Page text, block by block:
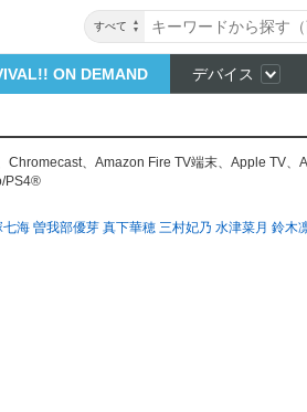
すべて
ON DEMAND デバイス
Chromecast、 Amazon Fire TV端末、 Apple TV、
PS4®
七海 曽我部優芽 真下華穂 三村妃乃 水津菜月 鈴木